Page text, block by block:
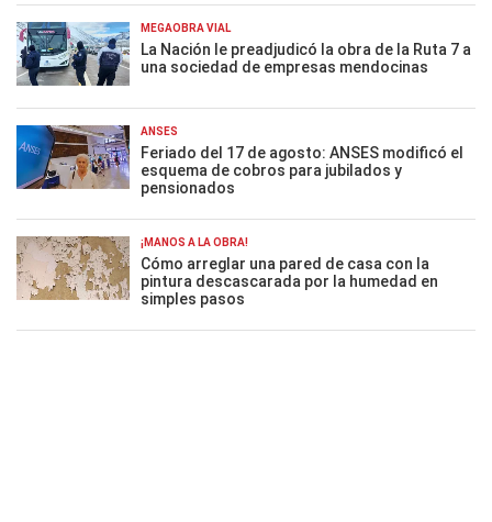
MEGAOBRA VIAL
La Nación le preadjudicó la obra de la Ruta 7 a
una sociedad de empresas mendocinas
ANSES
Feriado del 17 de agosto: ANSES modificó el
esquema de cobros para jubilados y
pensionados
¡MANOS A LA OBRA!
Cómo arreglar una pared de casa con la
pintura descascarada por la humedad en
simples pasos